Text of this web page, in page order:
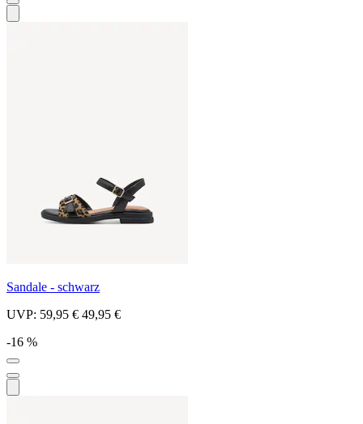
Sandale - schwarz
UVP: 59,95 € 49,95 €
-16 %